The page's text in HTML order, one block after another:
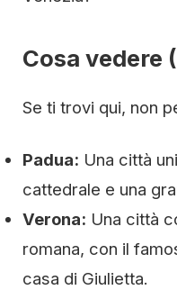
Cosa vedere
Se ti trovi qui, non
Padua: Una città
cattedrale e una
Verona: Una città
romana, con il
casa di Giulietta.